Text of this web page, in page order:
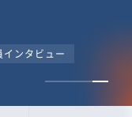
社 Jooto